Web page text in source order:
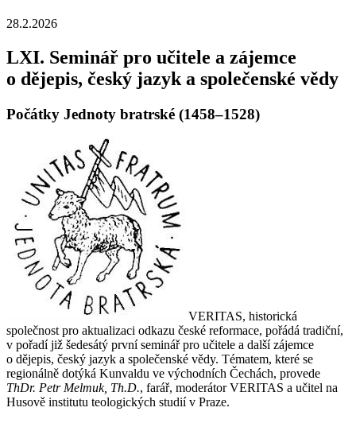
28.2.2026
LXI. Seminář pro učitele a zájemce
o dějepis, český jazyk a společenské vědy
Počátky Jednoty bratrské (1458–1528)
VERITAS, historická
společnost pro aktualizaci odkazu české reformace, pořádá tradiční,
v pořadí již šedesátý první seminář pro učitele a další zájemce
o dějepis, český jazyk a společenské vědy. Tématem, které se
regionálně dotýká Kunvaldu ve východních Čechách, provede
ThDr. Petr Melmuk, Th.D., farář, moderátor VERITAS a učitel na
Husově institutu teologických studií v Praze.